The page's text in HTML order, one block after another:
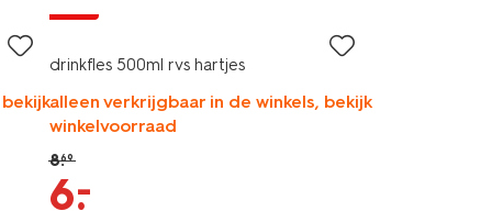
drinkfles 500ml rvs hartjes
alleen verkrijgbaar in de winkels, bekijk
winkelvoorraad
8.69
6.
–